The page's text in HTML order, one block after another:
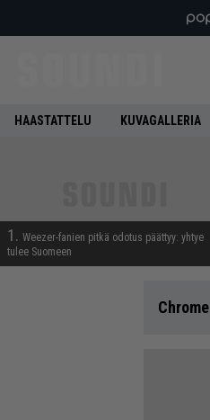
HAASTATTELU KUVAGALLERIA
1. Weezer-fanien pitkä odotus päättyy: yhtye
tulee Suomeen
Chrome